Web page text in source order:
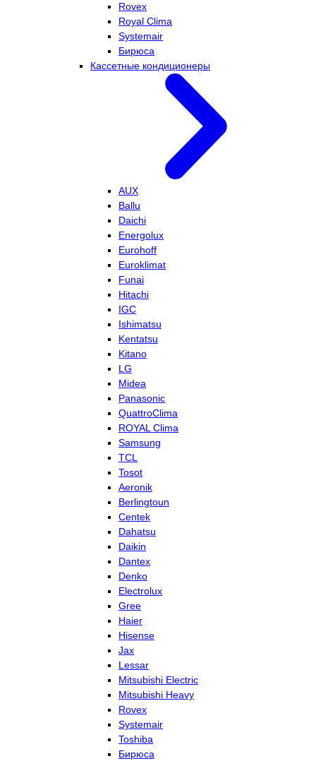
Rovex
Royal Clima
Systemair
Бирюса
Кассетные кондиционеры
AUX
Ballu
Daichi
Energolux
Eurohoff
Euroklimat
Funai
Hitachi
IGC
Ishimatsu
Kentatsu
Kitano
LG
Midea
Panasonic
QuattroClima
ROYAL Clima
Samsung
TCL
Tosot
Aeronik
Berlingtoun
Centek
Dahatsu
Daikin
Dantex
Denko
Electrolux
Gree
Haier
Hisense
Jax
Lessar
Mitsubishi Electric
Mitsubishi Heavy
Rovex
Systemair
Toshiba
Бирюса